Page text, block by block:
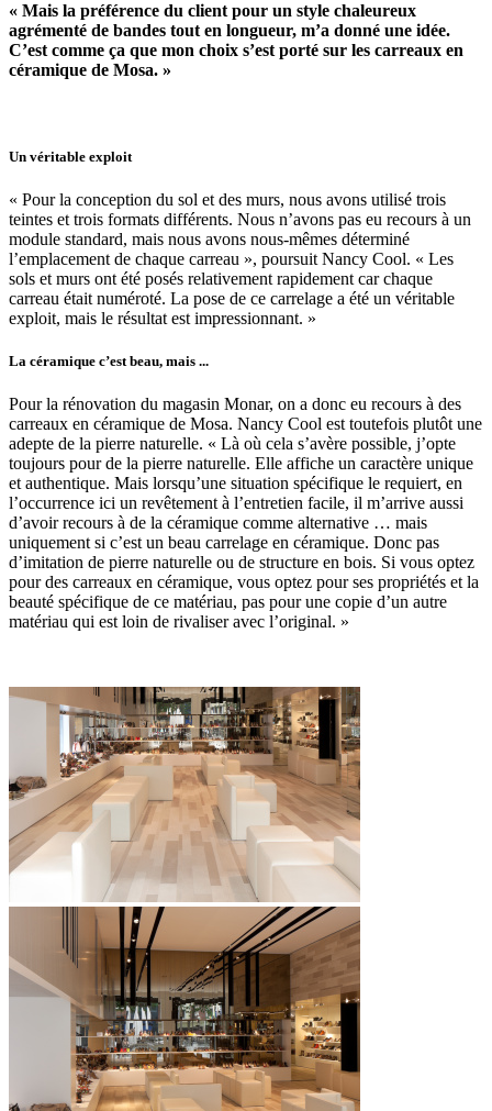
« Mais la préférence du client pour un style chaleureux
agrémenté de bandes tout en longueur, m’a donné une idée.
C’est comme ça que mon choix s’est porté sur les carreaux en
céramique de Mosa. »
Un véritable exploit
« Pour la conception du sol et des murs, nous avons utilisé trois
teintes et trois formats différents. Nous n’avons pas eu recours à un
module standard, mais nous avons nous-mêmes déterminé
l’emplacement de chaque carreau », poursuit Nancy Cool. « Les
sols et murs ont été posés relativement rapidement car chaque
carreau était numéroté. La pose de ce carrelage a été un véritable
exploit, mais le résultat est impressionnant. »
La céramique c’est beau, mais ...
Pour la rénovation du magasin Monar, on a donc eu recours à des
carreaux en céramique de Mosa. Nancy Cool est toutefois plutôt une
adepte de la pierre naturelle. « Là où cela s’avère possible, j’opte
toujours pour de la pierre naturelle. Elle affiche un caractère unique
et authentique. Mais lorsqu’une situation spécifique le requiert, en
l’occurrence ici un revêtement à l’entretien facile, il m’arrive aussi
d’avoir recours à de la céramique comme alternative … mais
uniquement si c’est un beau carrelage en céramique. Donc pas
d’imitation de pierre naturelle ou de structure en bois. Si vous optez
pour des carreaux en céramique, vous optez pour ses propriétés et la
beauté spécifique de ce matériau, pas pour une copie d’un autre
matériau qui est loin de rivaliser avec l’original. »